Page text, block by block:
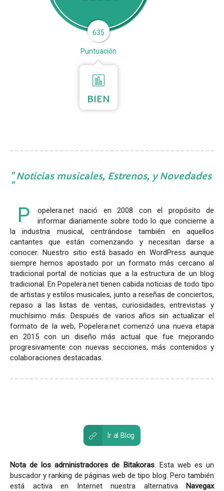
635
Puntuación
BIEN
Noticias musicales, Estrenos, y Novedades
P
opelera.net nació en 2008 con el propósito de
informar diariamente sobre todo lo que concierne a
la industria musical, centrándose también en aquellos
cantantes que están comenzando y necesitan darse a
conocer. Nuestro sitio está basado en WordPress aunque
siempre hemos apostado por un formato más cercano al
tradicional portal de noticias que a la estructura de un blog
tradicional. En Popelera.net tienen cabida noticias de todo tipo
de artistas y estilos musicales, junto a reseñas de conciertos,
repaso a las listas de ventas, curiosidades, entrevistas y
muchísimo más. Después de varios años sin actualizar el
formato de la web, Popelera.net comenzó una nueva etapa
en 2015 con un diseño más actual que fue mejorando
progresivamente con nuevas secciones, más contenidos y
colaboraciones destacadas.
Ir al Blog
Nota de los administradores de Bitakoras. Esta web es un
buscador y ranking de páginas web de tipo blog. Pero también
está activa en Internet nuestra alternativa Navegax